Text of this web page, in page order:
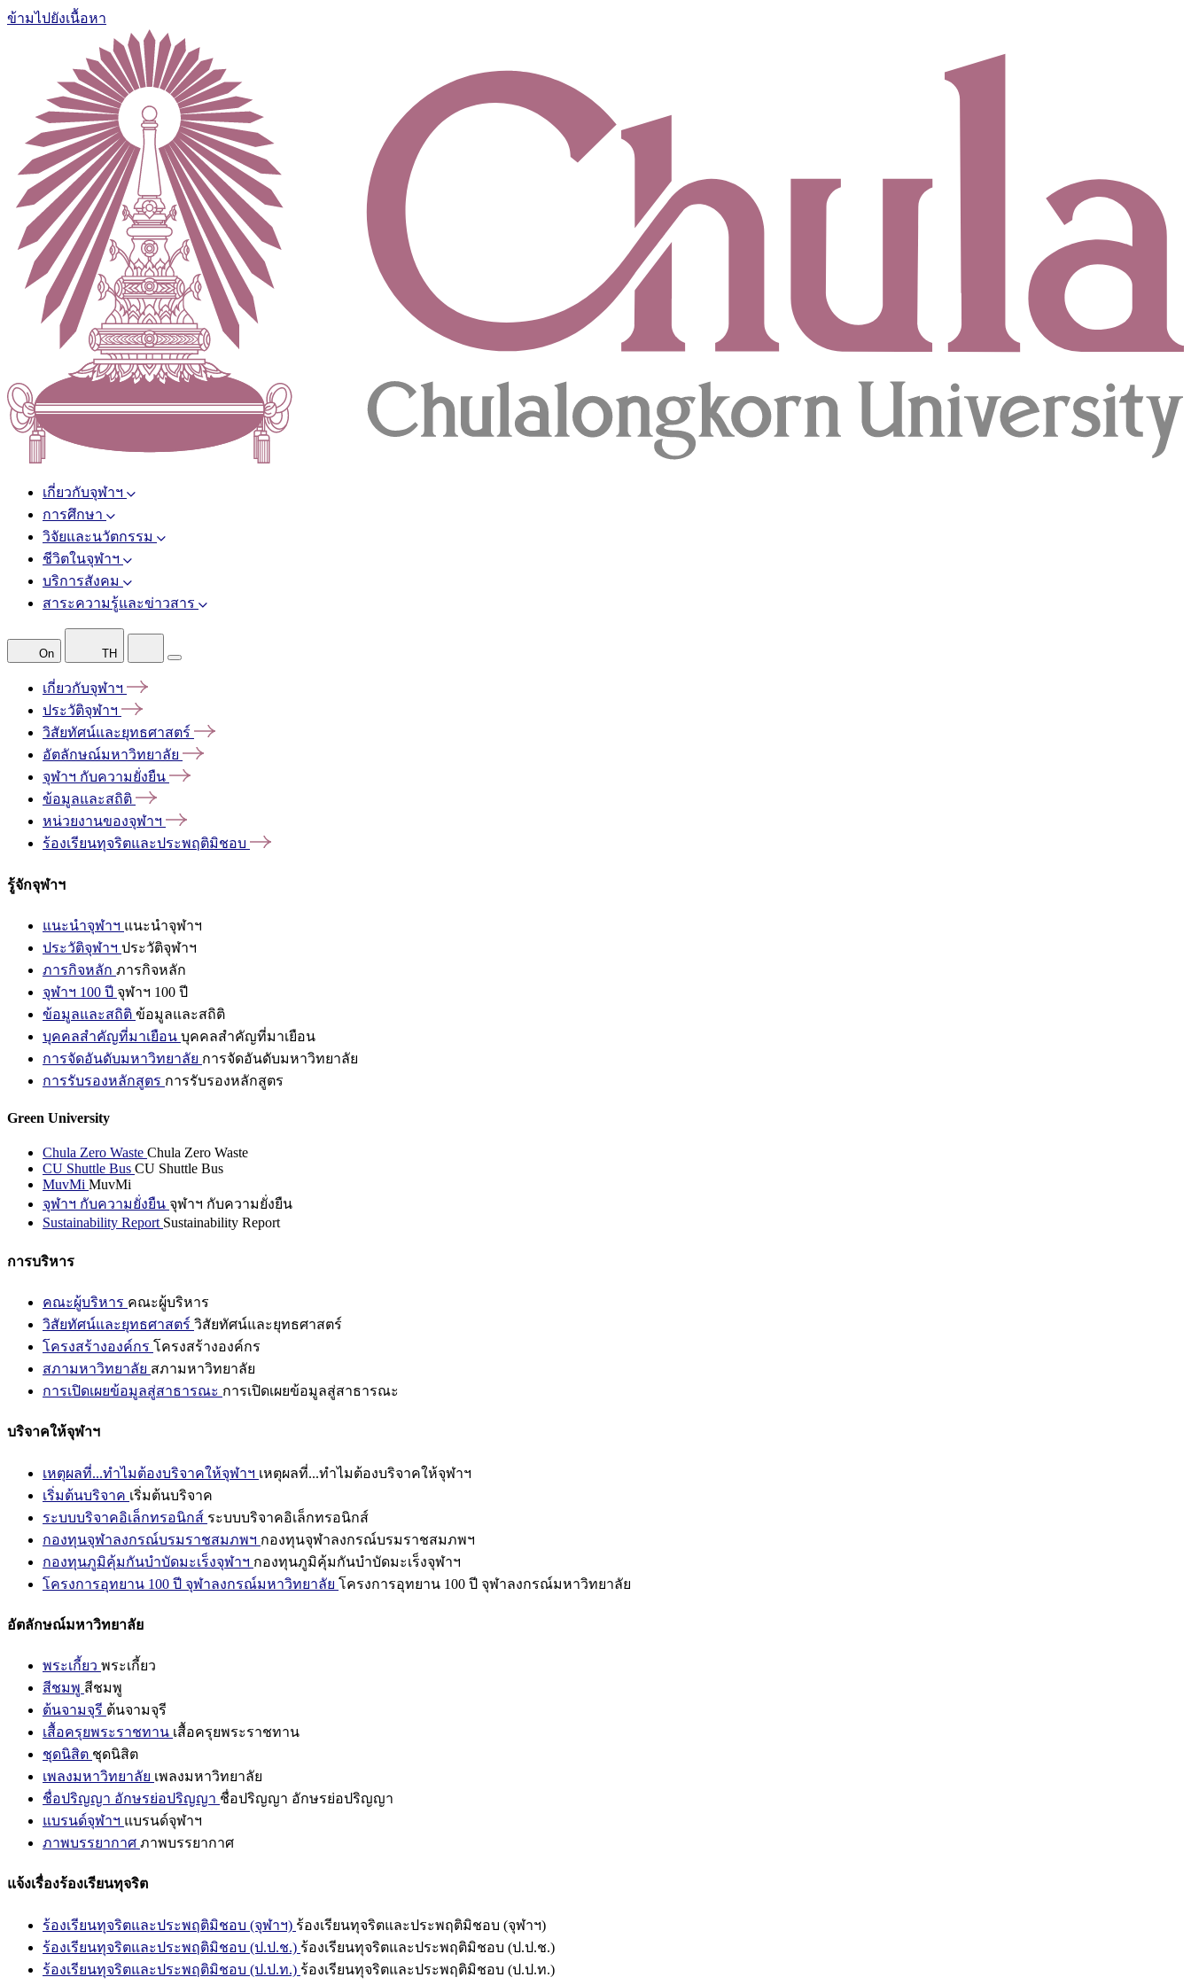
ข้ามไปยังเนื้อหา
เกี่ยวกับจุฬาฯ
การศึกษา
วิจัยและนวัตกรรม
ชีวิตในจุฬาฯ
บริการสังคม
สาระความรู้และข่าวสาร
On TH
เกี่ยวกับจุฬาฯ
ประวัติจุฬาฯ
วิสัยทัศน์และยุทธศาสตร์
อัตลักษณ์มหาวิทยาลัย
จุฬาฯ กับความยั่งยืน
ข้อมูลและสถิติ
หน่วยงานของจุฬาฯ
ร้องเรียนทุจริตและประพฤติมิชอบ
รู้จักจุฬาฯ
แนะนำจุฬาฯ แนะนำจุฬาฯ
ประวัติจุฬาฯ ประวัติจุฬาฯ
ภารกิจหลัก ภารกิจหลัก
จุฬาฯ 100 ปี จุฬาฯ 100 ปี
ข้อมูลและสถิติ ข้อมูลและสถิติ
บุคคลสำคัญที่มาเยือน บุคคลสำคัญที่มาเยือน
การจัดอันดับมหาวิทยาลัย การจัดอันดับมหาวิทยาลัย
การรับรองหลักสูตร การรับรองหลักสูตร
Green University
Chula Zero Waste Chula Zero Waste
CU Shuttle Bus CU Shuttle Bus
MuvMi MuvMi
จุฬาฯ กับความยั่งยืน จุฬาฯ กับความยั่งยืน
Sustainability Report Sustainability Report
การบริหาร
คณะผู้บริหาร คณะผู้บริหาร
วิสัยทัศน์และยุทธศาสตร์ วิสัยทัศน์และยุทธศาสตร์
โครงสร้างองค์กร โครงสร้างองค์กร
สภามหาวิทยาลัย สภามหาวิทยาลัย
การเปิดเผยข้อมูลสู่สาธารณะ การเปิดเผยข้อมูลสู่สาธารณะ
บริจาคให้จุฬาฯ
เหตุผลที่...ทำไมต้องบริจาคให้จุฬาฯ เหตุผลที่...ทำไมต้องบริจาคให้จุฬาฯ
เริ่มต้นบริจาค เริ่มต้นบริจาค
ระบบบริจาคอิเล็กทรอนิกส์ ระบบบริจาคอิเล็กทรอนิกส์
กองทุนจุฬาลงกรณ์บรมราชสมภพฯ กองทุนจุฬาลงกรณ์บรมราชสมภพฯ
กองทุนภูมิคุ้มกันบำบัดมะเร็งจุฬาฯ กองทุนภูมิคุ้มกันบำบัดมะเร็งจุฬาฯ
โครงการอุทยาน 100 ปี จุฬาลงกรณ์มหาวิทยาลัย โครงการอุทยาน 100 ปี จุฬาลงกรณ์มหาวิทยาลัย
อัตลักษณ์มหาวิทยาลัย
พระเกี้ยว พระเกี้ยว
สีชมพู สีชมพู
ต้นจามจุรี ต้นจามจุรี
เสื้อครุยพระราชทาน เสื้อครุยพระราชทาน
ชุดนิสิต ชุดนิสิต
เพลงมหาวิทยาลัย เพลงมหาวิทยาลัย
ชื่อปริญญา อักษรย่อปริญญา ชื่อปริญญา อักษรย่อปริญญา
แบรนด์จุฬาฯ แบรนด์จุฬาฯ
ภาพบรรยากาศ ภาพบรรยากาศ
แจ้งเรื่องร้องเรียนทุจริต
ร้องเรียนทุจริตและประพฤติมิชอบ (จุฬาฯ) ร้องเรียนทุจริตและประพฤติมิชอบ (จุฬาฯ)
ร้องเรียนทุจริตและประพฤติมิชอบ (ป.ป.ช.) ร้องเรียนทุจริตและประพฤติมิชอบ (ป.ป.ช.)
ร้องเรียนทุจริตและประพฤติมิชอบ (ป.ป.ท.) ร้องเรียนทุจริตและประพฤติมิชอบ (ป.ป.ท.)